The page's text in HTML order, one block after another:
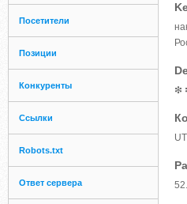
Посетители
Позиции
Конкуренты
Ссылки
Robots.txt
Ответ сервера
❇